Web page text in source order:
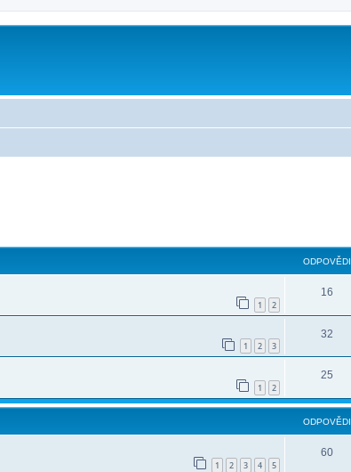
ODPOVĚDI
1 2
16
1 2 3
32
1 2
25
ODPOVĚDI
1 2 3 4 5
60